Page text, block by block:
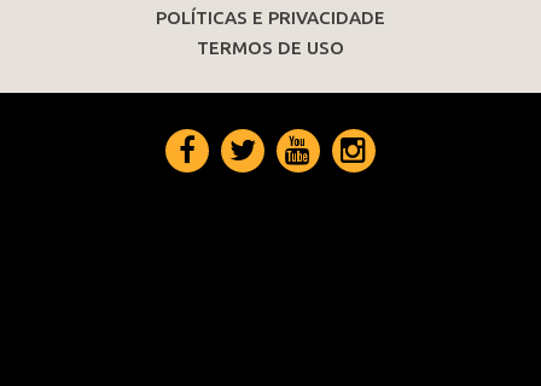
POLÍTICAS E PRIVACIDADE
TERMOS DE USO